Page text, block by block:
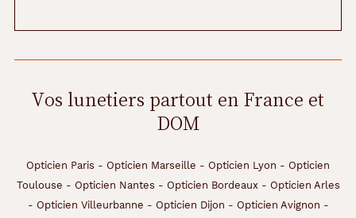
Vos lunetiers partout en France et
DOM
Opticien Paris - Opticien Marseille - Opticien Lyon - Opticien
Toulouse - Opticien Nantes - Opticien Bordeaux- Opticien Arles
- Opticien Villeurbanne - Opticien Dijon - Opticien Avignon -